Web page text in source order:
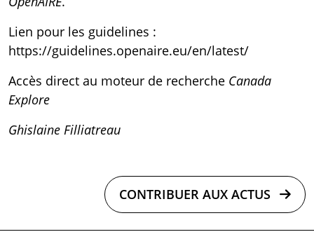
Lien pour les guidelines :
https://guidelines.openaire.eu/en/latest/
Accès direct au moteur de recherche Canada
Explore
Ghislaine Filliatreau
CONTRIBUER AUX ACTUS